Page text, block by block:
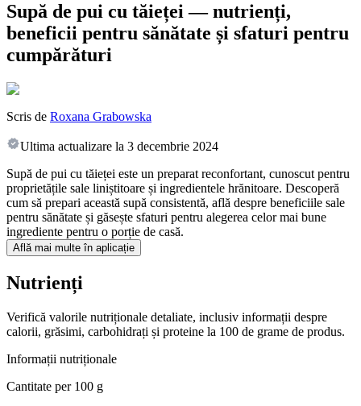
Supă de pui cu tăieței — nutrienți,
beneficii pentru sănătate și sfaturi pentru
cumpărături
Scris de Roxana Grabowska
Ultima actualizare la 3 decembrie 2024
Supă de pui cu tăieței este un preparat reconfortant, cunoscut pentru
proprietățile sale liniștitoare și ingredientele hrănitoare. Descoperă
cum să prepari această supă consistentă, află despre beneficiile sale
pentru sănătate și găsește sfaturi pentru alegerea celor mai bune
ingrediente pentru o porție de casă.
Află mai multe în aplicație
Nutrienți
Verifică valorile nutriționale detaliate, inclusiv informații despre
calorii, grăsimi, carbohidrați și proteine la 100 de grame de produs.
Informații nutriționale
Cantitate per100 g